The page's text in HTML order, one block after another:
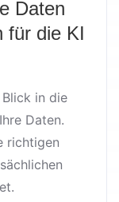
Daten
für die KI
in die
Daten.
richtigen